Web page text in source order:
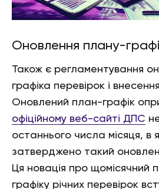
Оновлення плану-
Також є регламентування
графіка перевірок і
Оновлений план-графік
офіційному веб-сайті ДПС
останнього числа місяця, в
затверджено такий
Ця новація про щомісячний
графіку річних перевірок